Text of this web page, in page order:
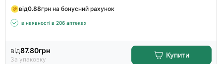
від0.88грн на бонусний рахунок
в наявності в 206 аптеках
від87.80грн
За упаковку
Купити